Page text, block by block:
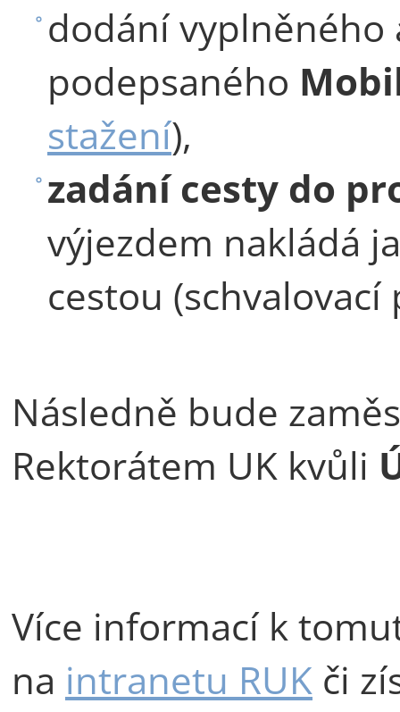
dodání vyplněného
podepsaného
stažení),
zadání cesty do
výjezdem nakládá
cestou
Následně bude
Rektorátem UK kvůli
Více informací k
na intranetu RUK či